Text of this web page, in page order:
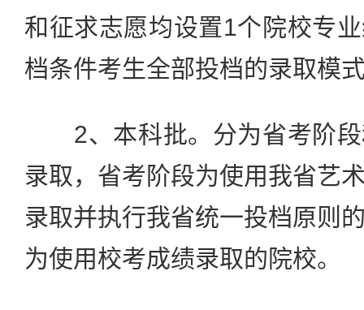
和征求志愿均设置1个院校专
档条件考生全部投档的录取模
2、本科批。分为省考阶段
录取，省考阶段为使用我省艺
录取并执行我省统一投档原则
为使用校考成绩录取的院校。